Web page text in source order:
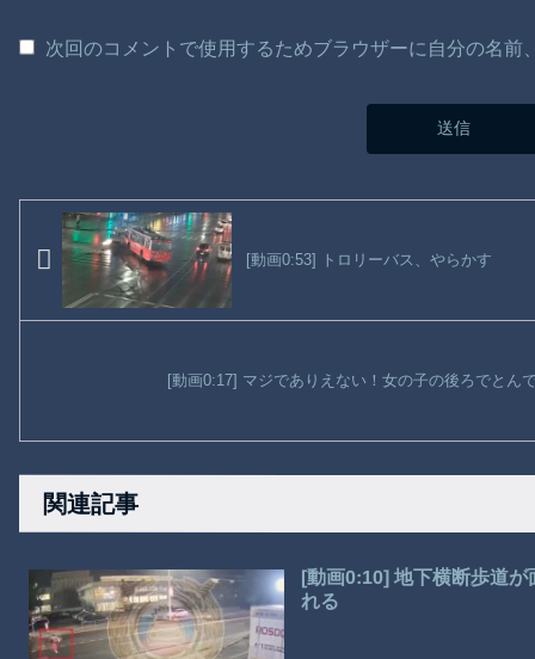
次回のコメントで使用するためブラウザーに自分の名
[動画0:53] トロリーバス、やらかす
[動画0:17] マジでありえない！女の子の後ろでとん
関連記事
[動画0:10] 地下横断歩道
れる